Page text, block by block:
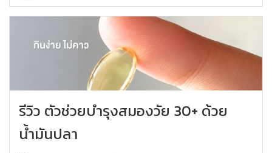
รีวิว ตัวช่วยบำรุงสมองวัย 30+ ด้วย
น้ำมันปลา